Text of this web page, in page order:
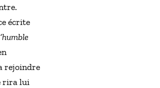
écrite
rejoindre
rira lui